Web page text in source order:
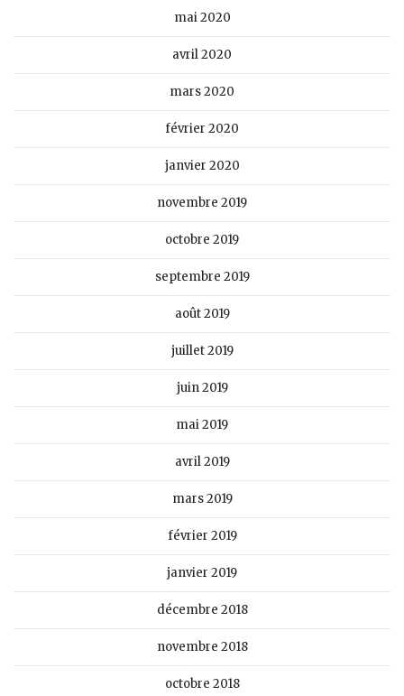
mai 2020
avril 2020
mars 2020
février 2020
janvier 2020
novembre 2019
octobre 2019
septembre 2019
août 2019
juillet 2019
juin 2019
mai 2019
avril 2019
mars 2019
février 2019
janvier 2019
décembre 2018
novembre 2018
octobre 2018